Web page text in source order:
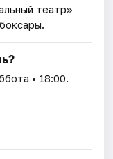
театр»
• 18:00.